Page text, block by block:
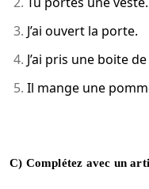
J’ai ouvert la porte.
J’ai pris une boite
Il mange une
C) Complétez avec un